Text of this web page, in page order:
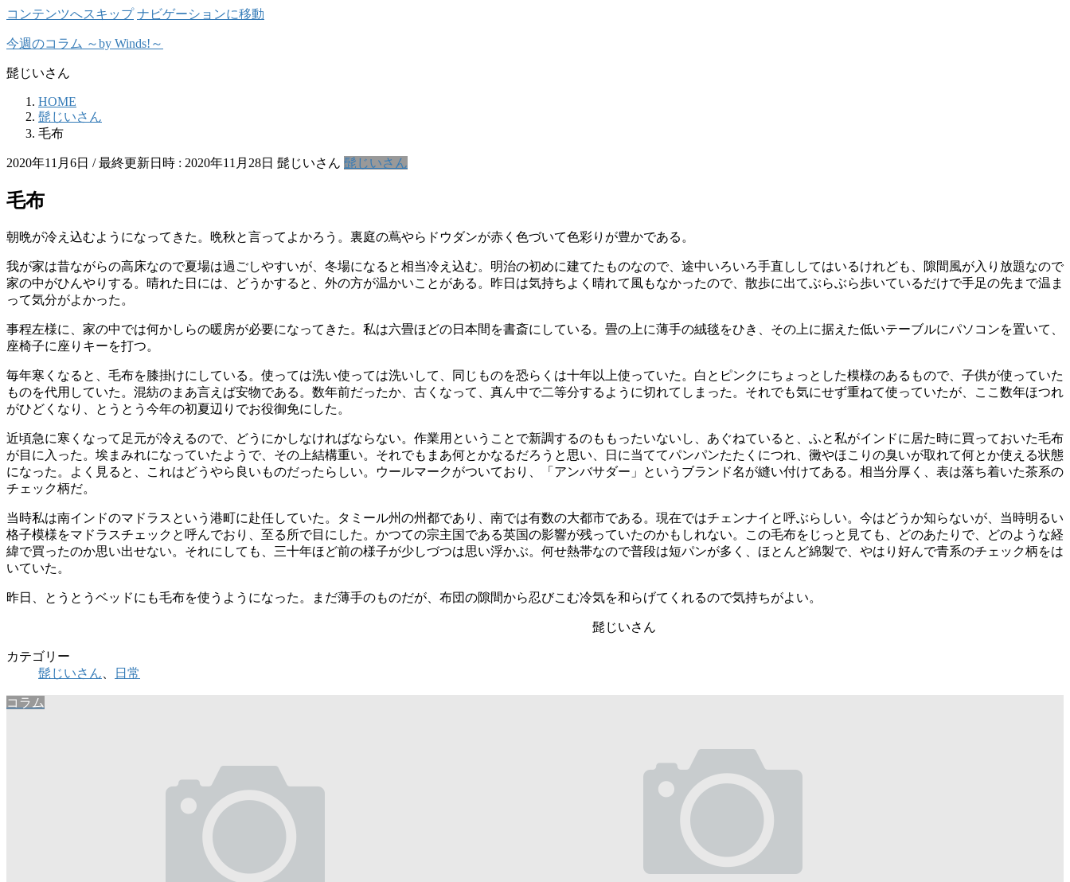
コンテンツへスキップ ナビゲーションに移動
今週のコラム ～by Winds!～
髭じいさん
HOME
髭じいさん
毛布
2020年11月6日 / 最終更新日時 : 2020年11月28日 髭じいさん 髭じいさん
毛布
朝晩が冷え込むようになってきた。晩秋と言ってよかろう。裏庭の蔦やらドウダンが赤く色づいて色彩りが豊かである。
我が家は昔ながらの高床なので夏場は過ごしやすいが、冬場になると相当冷え込む。明治の初めに建てたものなので、途中いろいろ手直ししてはいるけれども、隙間風が入り放題なので
家の中がひんやりする。晴れた日には、どうかすると、外の方が温かいことがある。昨日は気持ちよく晴れて風もなかったので、散歩に出てぶらぶら歩いているだけで手足の先まで温ま
って気分がよかった。
事程左様に、家の中では何かしらの暖房が必要になってきた。私は六畳ほどの日本間を書斎にしている。畳の上に薄手の絨毯をひき、その上に据えた低いテーブルにパソコンを置いて、
座椅子に座りキーを打つ。
毎年寒くなると、毛布を膝掛けにしている。使っては洗い使っては洗いして、同じものを恐らくは十年以上使っていた。白とピンクにちょっとした模様のあるもので、子供が使っていた
ものを代用していた。混紡のまあ言えば安物である。数年前だったか、古くなって、真ん中で二等分するように切れてしまった。それでも気にせず重ねて使っていたが、ここ数年ほつれ
がひどくなり、とうとう今年の初夏辺りでお役御免にした。
近頃急に寒くなって足元が冷えるので、どうにかしなければならない。作業用ということで新調するのももったいないし、あぐねていると、ふと私がインドに居た時に買っておいた毛布
が目に入った。埃まみれになっていたようで、その上結構重い。それでもまあ何とかなるだろうと思い、日に当ててパンパンたたくにつれ、黴やほこりの臭いが取れて何とか使える状態
になった。よく見ると、これはどうやら良いものだったらしい。ウールマークがついており、「アンバサダー」というブランド名が縫い付けてある。相当分厚く、表は落ち着いた茶系の
チェック柄だ。
当時私は南インドのマドラスという港町に赴任していた。タミール州の州都であり、南では有数の大都市である。現在ではチェンナイと呼ぶらしい。今はどうか知らないが、当時明るい
格子模様をマドラスチェックと呼んでおり、至る所で目にした。かつての宗主国である英国の影響が残っていたのかもしれない。この毛布をじっと見ても、どのあたりで、どのような経
緯で買ったのか思い出せない。それにしても、三十年ほど前の様子が少しづつは思い浮かぶ。何せ熱帯なので普段は短パンが多く、ほとんど綿製で、やはり好んで青系のチェック柄をは
いていた。
昨日、とうとうベッドにも毛布を使うようになった。まだ薄手のものだが、布団の隙間から忍びこむ冷気を和らげてくれるので気持ちがよい。
髭じいさん
カテゴリー
髭じいさん
日常
コラム